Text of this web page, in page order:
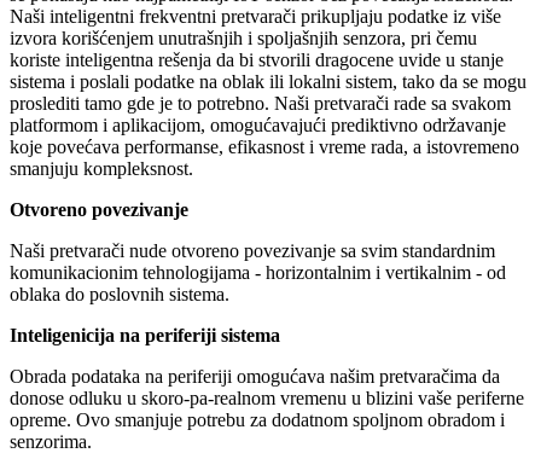
Naši inteligentni frekventni pretvarači prikupljaju podatke iz više
izvora korišćenjem unutrašnjih i spoljašnjih senzora, pri čemu
koriste inteligentna rešenja da bi stvorili dragocene uvide u stanje
sistema i poslali podatke na oblak ili lokalni sistem, tako da se mogu
proslediti tamo gde je to potrebno. Naši pretvarači rade sa svakom
platformom i aplikacijom, omogućavajući prediktivno održavanje
koje povećava performanse, efikasnost i vreme rada, a istovremeno
smanjuju kompleksnost.
Otvoreno povezivanje
Naši pretvarači nude otvoreno povezivanje sa svim standardnim
komunikacionim tehnologijama - horizontalnim i vertikalnim - od
oblaka do poslovnih sistema.
Inteligenicija na periferiji sistema
Obrada podataka na periferiji omogućava našim pretvaračima da
donose odluku u skoro-pa-realnom vremenu u blizini vaše periferne
opreme. Ovo smanjuje potrebu za dodatnom spoljnom obradom i
senzorima.